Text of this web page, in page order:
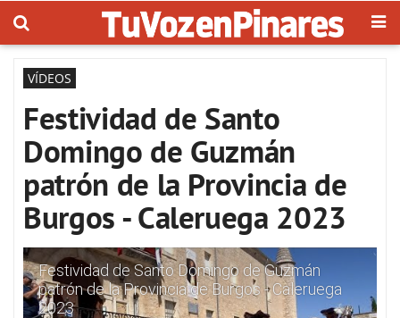
VÍDEOS
Festividad de Santo
Domingo de Guzmán
patrón de la Provincia de
Burgos - Caleruega 2023
Festividad de Santo Domingo de Guzmán
patrón de la Provincia de Burgos - Caleruega
2023